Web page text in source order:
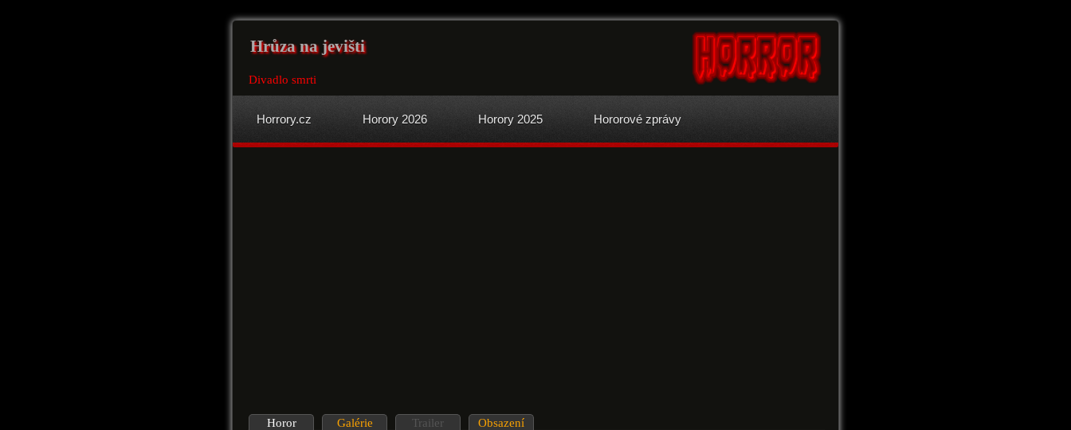
Hrůza na jevišti
Divadlo smrti
Horrory.cz Horory 2026 Horory 2025 Hororové zprávy
Horor Galérie Trailer Obsazení